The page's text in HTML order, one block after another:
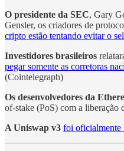
O presidente da SEC, Gary
Gensler, os criadores de
cripto estão tentando evitar o
Investidores brasileiros
pegar somente as corretoras
(Cointelegraph)
Os desenvolvedores da
of-stake (PoS) com a liberação
A Uniswap v3 foi oficialmente